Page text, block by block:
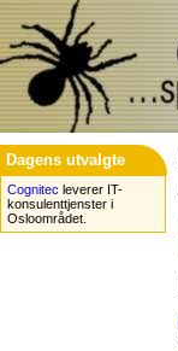
Dagens utvalgte
Cognitec leverer IT-
konsulenttjenster i
Osloområdet.